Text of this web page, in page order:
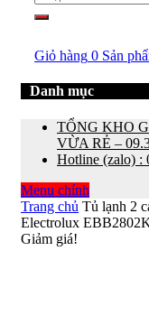
Giỏ hàng 0 Sản
Danh mục
TỔNG KHO
VỪA RẺ –
Hotline (zalo) :
Menu chính
Trang chủ Tủ lạnh 2
Electrolux
Giảm giá!